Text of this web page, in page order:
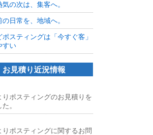
の次は、集客へ。
日常を、地域へ。
スティングは「今すぐ客」
すい
お見積り近況情報
りポスティングのお見積りを
。
りポスティングに関するお問